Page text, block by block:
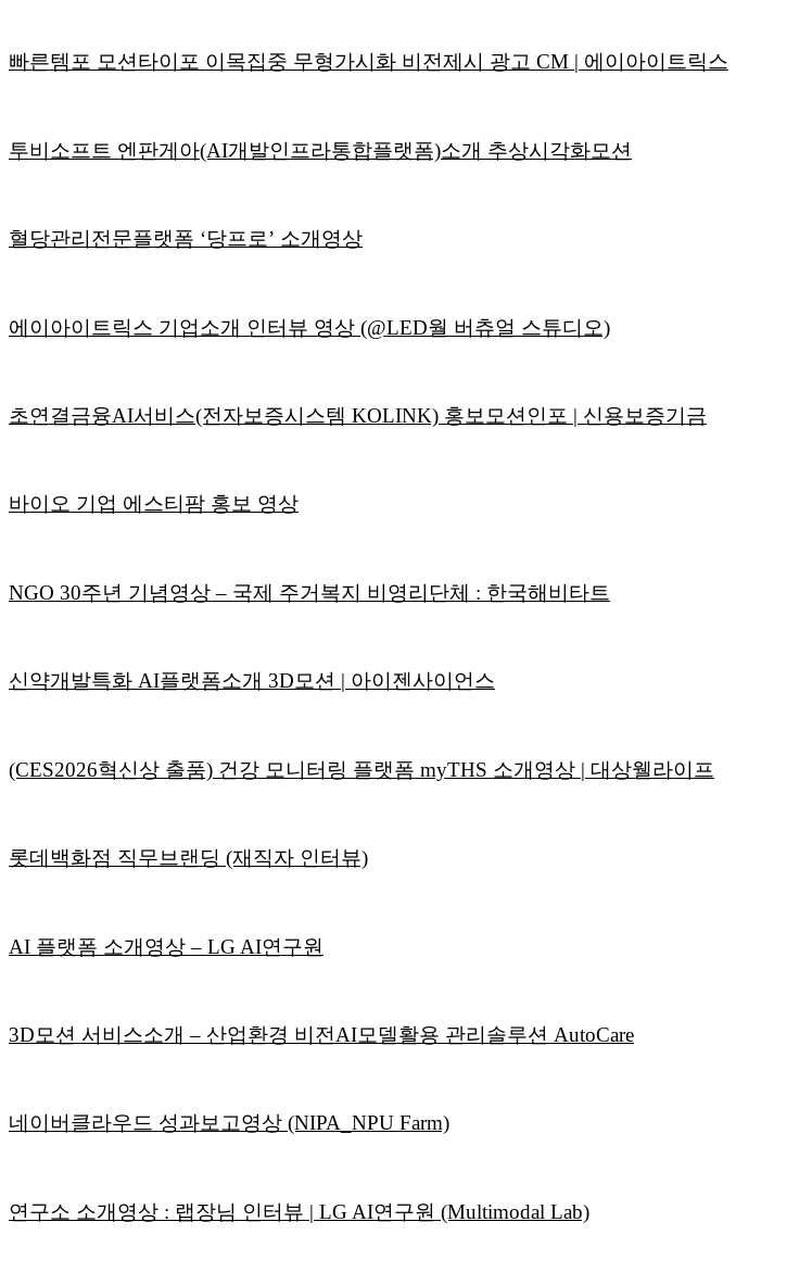
빠른템포 모션타이포 이목집중 무형가시화 비전제시 광고 CM | 에이아이트릭스
투비소프트 엔판게아(AI개발인프라통합플랫폼)소개 추상시각화모션
혈당관리전문플랫폼 ‘당프로’ 소개영상
에이아이트릭스 기업소개 인터뷰 영상 (@LED월 버츄얼 스튜디오)
초연결금융AI서비스(전자보증시스템 KOLINK) 홍보모션인포 | 신용보증기금
바이오 기업 에스티팜 홍보 영상
NGO 30주년 기념영상 – 국제 주거복지 비영리단체 : 한국해비타트
신약개발특화 AI플랫폼소개 3D모션 | 아이젠사이언스
(CES2026혁신상 출품) 건강 모니터링 플랫폼 myTHS 소개영상 | 대상웰라이프
롯데백화점 직무브랜딩 (재직자 인터뷰)
AI 플랫폼 소개영상 – LG AI연구원
3D모션 서비스소개 – 산업환경 비전AI모델활용 관리솔루션 AutoCare
네이버클라우드 성과보고영상 (NIPA_NPU Farm)
연구소 소개영상 : 랩장님 인터뷰 | LG AI연구원 (Multimodal Lab)